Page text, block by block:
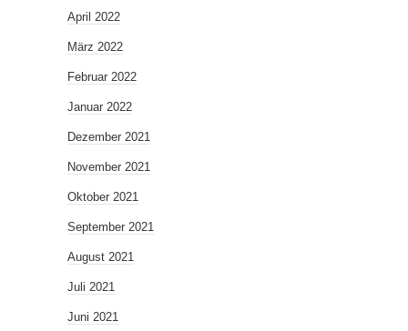
April 2022
März 2022
Februar 2022
Januar 2022
Dezember 2021
November 2021
Oktober 2021
September 2021
August 2021
Juli 2021
Juni 2021